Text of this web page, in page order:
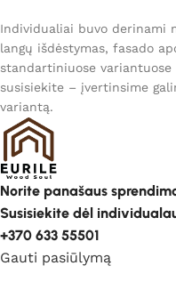
Individualiai buvo derinami
langų išdėstymas, fasado
standartiniuose
susisiekite – įvertinsime
variantą.
Norite panašaus
Susisiekite dėl
+370 633 55501
Gauti pasiūlymą